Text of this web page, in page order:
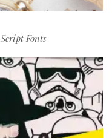
Script Fonts